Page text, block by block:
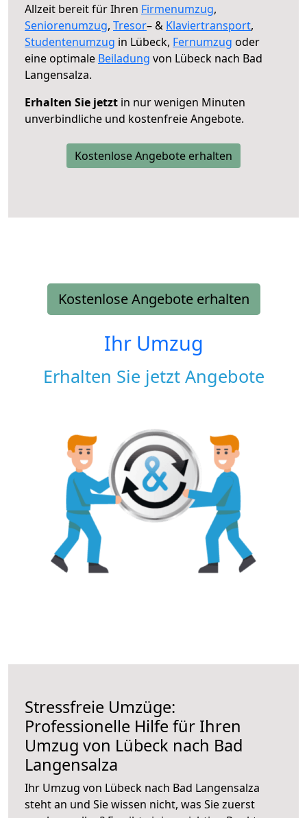
Allzeit bereit für Ihren Firmenumzug,
Seniorenumzug, Tresor– & Klaviertransport,
Studentenumzug in Lübeck, Fernumzug oder
eine optimale Beiladung von Lübeck nach Bad
Langensalza.
Erhalten Sie jetzt in nur wenigen Minuten
unverbindliche und kostenfreie Angebote.
Kostenlose Angebote erhalten
Kostenlose Angebote erhalten
Ihr Umzug
Erhalten Sie jetzt Angebote
Stressfreie Umzüge:
Professionelle Hilfe für Ihren
Umzug von Lübeck nach Bad
Langensalza
Ihr Umzug von Lübeck nach Bad Langensalza
steht an und Sie wissen nicht, was Sie zuerst